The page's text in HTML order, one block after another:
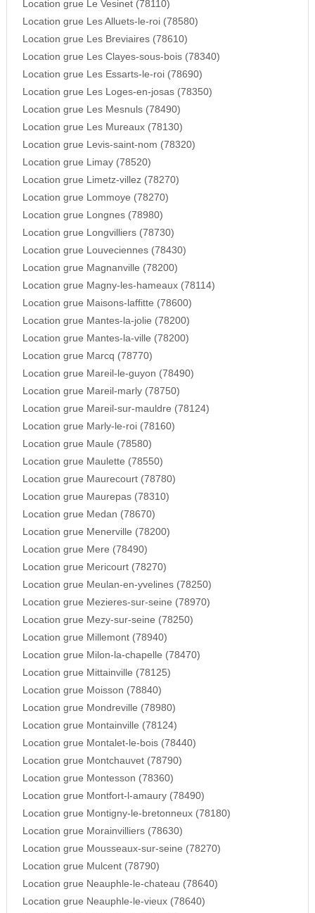
Location grue Le Vesinet (78110)
Location grue Les Alluets-le-roi (78580)
Location grue Les Breviaires (78610)
Location grue Les Clayes-sous-bois (78340)
Location grue Les Essarts-le-roi (78690)
Location grue Les Loges-en-josas (78350)
Location grue Les Mesnuls (78490)
Location grue Les Mureaux (78130)
Location grue Levis-saint-nom (78320)
Location grue Limay (78520)
Location grue Limetz-villez (78270)
Location grue Lommoye (78270)
Location grue Longnes (78980)
Location grue Longvilliers (78730)
Location grue Louveciennes (78430)
Location grue Magnanville (78200)
Location grue Magny-les-hameaux (78114)
Location grue Maisons-laffitte (78600)
Location grue Mantes-la-jolie (78200)
Location grue Mantes-la-ville (78200)
Location grue Marcq (78770)
Location grue Mareil-le-guyon (78490)
Location grue Mareil-marly (78750)
Location grue Mareil-sur-mauldre (78124)
Location grue Marly-le-roi (78160)
Location grue Maule (78580)
Location grue Maulette (78550)
Location grue Maurecourt (78780)
Location grue Maurepas (78310)
Location grue Medan (78670)
Location grue Menerville (78200)
Location grue Mere (78490)
Location grue Mericourt (78270)
Location grue Meulan-en-yvelines (78250)
Location grue Mezieres-sur-seine (78970)
Location grue Mezy-sur-seine (78250)
Location grue Millemont (78940)
Location grue Milon-la-chapelle (78470)
Location grue Mittainville (78125)
Location grue Moisson (78840)
Location grue Mondreville (78980)
Location grue Montainville (78124)
Location grue Montalet-le-bois (78440)
Location grue Montchauvet (78790)
Location grue Montesson (78360)
Location grue Montfort-l-amaury (78490)
Location grue Montigny-le-bretonneux (78180)
Location grue Morainvilliers (78630)
Location grue Mousseaux-sur-seine (78270)
Location grue Mulcent (78790)
Location grue Neauphle-le-chateau (78640)
Location grue Neauphle-le-vieux (78640)